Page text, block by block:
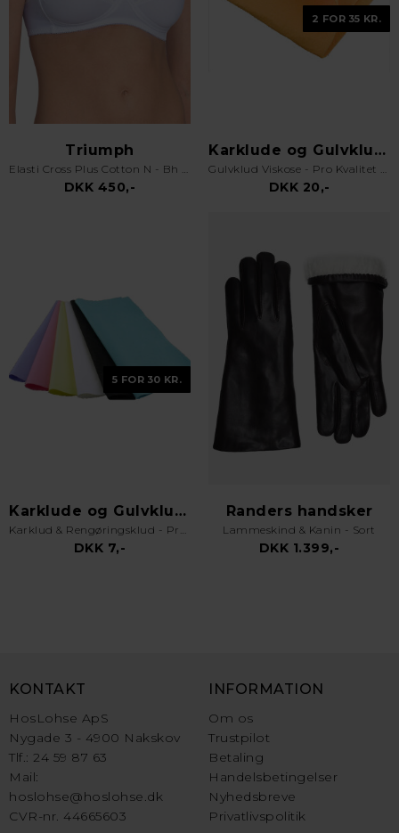
Triumph
Elasti Cross Plus Cotton N - Bh uden bøjle - Hvid
DKK 450,-
2 FOR 35 KR.
Karklude og Gulvklude
Gulvklud Viskose - Pro Kvalitet - Orange
DKK 20,-
5 FOR 30 KR.
Karklude og Gulvklude
Karklud & Rengøringsklud - Pro Kvalitet - Valgfri Farve
DKK 7,-
Randers handsker
Lammeskind & Kanin - Sort
DKK 1.399,-
KONTAKT
HosLohse ApS
Nygade 3 - 4900 Nakskov
Tlf.: 24 59 87 63
Mail:
hoslohse@hoslohse.dk
CVR-nr. 44665603
INFORMATION
Om os
Trustpilot
Betaling
Handelsbetingelser
Nyhedsbreve
Privatlivspolitik